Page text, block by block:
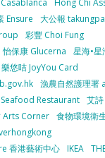
Casablanca
Hong Chi
Ensure
大公報
彩豐 Choi Fung
怡保康 Glucerna
星海•
樂悠咭 JoyYou Card
漁農自然護理署
Restaurant 艾
Arts Corner 食物環境衛
香港藝術中心 IKEA